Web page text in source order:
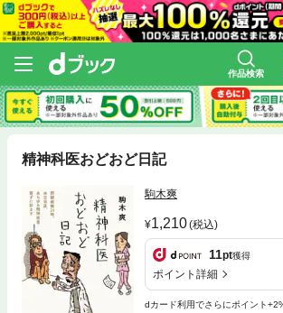
作品検索
精神科医おどおど日記
駒木爽
1,210(税込)
11pt獲得
ポイント詳細
dカード利用でさらにポイント